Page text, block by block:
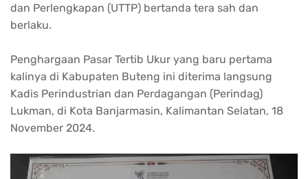
dan Perlengkapan (UTTP) bertanda tera sah dan
berlaku.
Penghargaan Pasar Tertib Ukur yang baru pertama
kalinya di Kabupaten Buteng ini diterima langsung
Kadis Perindustrian dan Perdagangan (Perindag)
Lukman, di Kota Banjarmasin, Kalimantan Selatan, 18
November 2024.